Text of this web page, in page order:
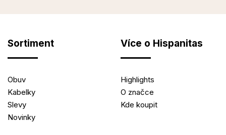
Sortiment
Obuv
Kabelky
Slevy
Novinky
Více o Hispanitas
Highlights
O značce
Kde koupit